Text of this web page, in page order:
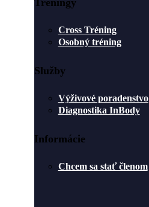
Tréningy
Cross Tréning
Osobný tréning
Služby
Výživové poradenstvo
Diagnostika InBody
Informácie
Chcem sa stať členom